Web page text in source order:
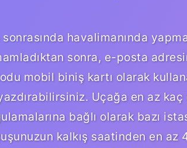
havalimanında
sonra, e-posta
mobil biniş kartı olarak
Uçağa en az
bağlı olarak bazı
kalkış saatinden en az